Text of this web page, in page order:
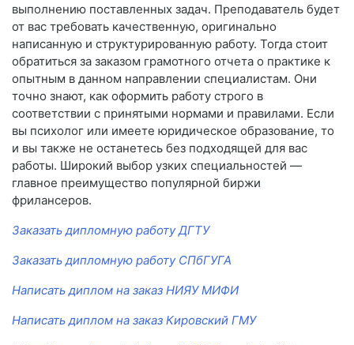
выполнению поставленных задач. Преподаватель будет
от вас требовать качественную, оригинально
написанную и структурированную работу. Тогда стоит
обратиться за заказом грамотного отчета о практике к
опытным в данном направлении специалистам. Они
точно знают, как оформить работу строго в
соответствии с принятыми нормами и правилами. Если
вы психолог или имеете юридическое образование, то
и вы также не останетесь без подходящей для вас
работы. Широкий выбор узких специальностей —
главное преимущество популярной биржи
фрилансеров.
Заказать дипломную работу ДГТУ
Заказать дипломную работу СПбГУГА
Написать диплом на заказ НИЯУ МИФИ
Написать диплом на заказ Кировский ГМУ